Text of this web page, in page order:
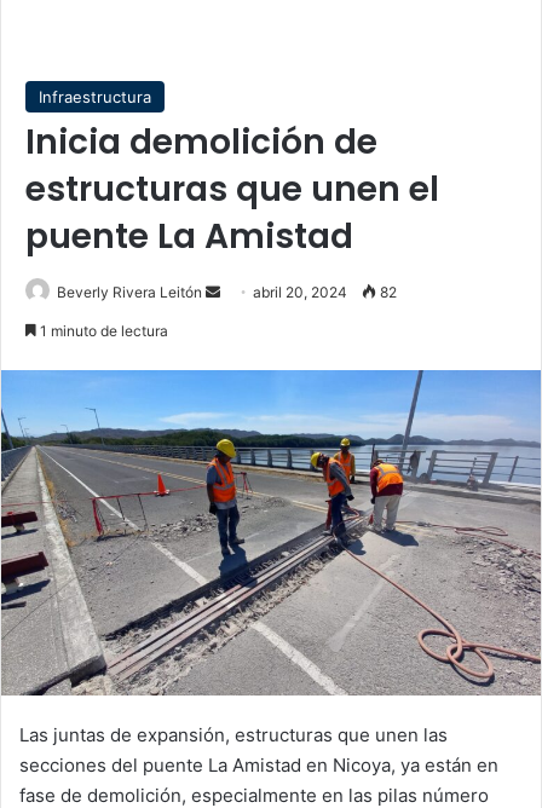
Infraestructura
Inicia demolición de
estructuras que unen el
puente La Amistad
Beverly Rivera Leitón
Sendabril 20, 2024 82
1 minuto de lectura
Las juntas de expansión, estructuras que unen las
secciones del puente La Amistad en Nicoya, ya están en
fase de demolición, especialmente en las pilas número